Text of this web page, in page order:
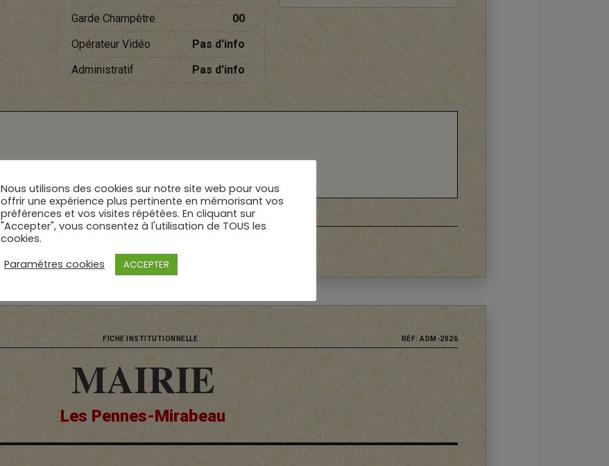
Garde Champêtre
00
Opérateur Vidéo
Pas d'info
Administratif
Pas d'info
Révision effectuée par : © PolicEmploi | le
FICHE INSTITUTIONNELLE RÉF: ADM-2026
MAIRIE
Les Pennes-Mirabeau
Nous utilisons des cookies sur notre site web pour vous
offrir une expérience plus pertinente en mémorisant vos
préférences et vos visites répétées. En cliquant sur
"Accepter", vous consentez à l'utilisation de TOUS les
cookies.
Paramètres cookies
ACCEPTER